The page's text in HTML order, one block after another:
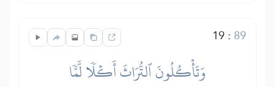
19: 89
وَتَأۡكُلُونَ ٱلتُّرَاثَ أَكۡلٗا لَّمّٗا